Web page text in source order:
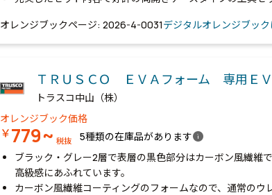
オレンジブックページ: 2026-4-0031デジタルオレンジブック
ＴＲＵＳＣＯ ＥＶＡフォーム 専用Ｅ
トラスコ中山（株）
オレンジブック価格
￥779~ 税抜 5種類の在庫品がありますinfo
ブラック・グレー2層で表層の黒色部分はカーボン風繊維
高級感にあふれています。
カーボン風繊維コーティングのフォームなので、通常の